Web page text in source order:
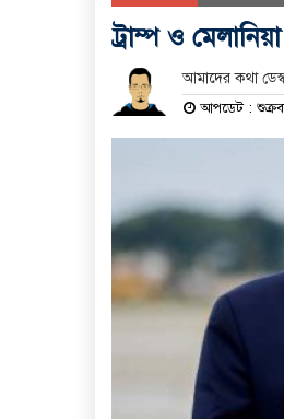
ট্রাম্প ও
আমাদের কথা
আপডেট :